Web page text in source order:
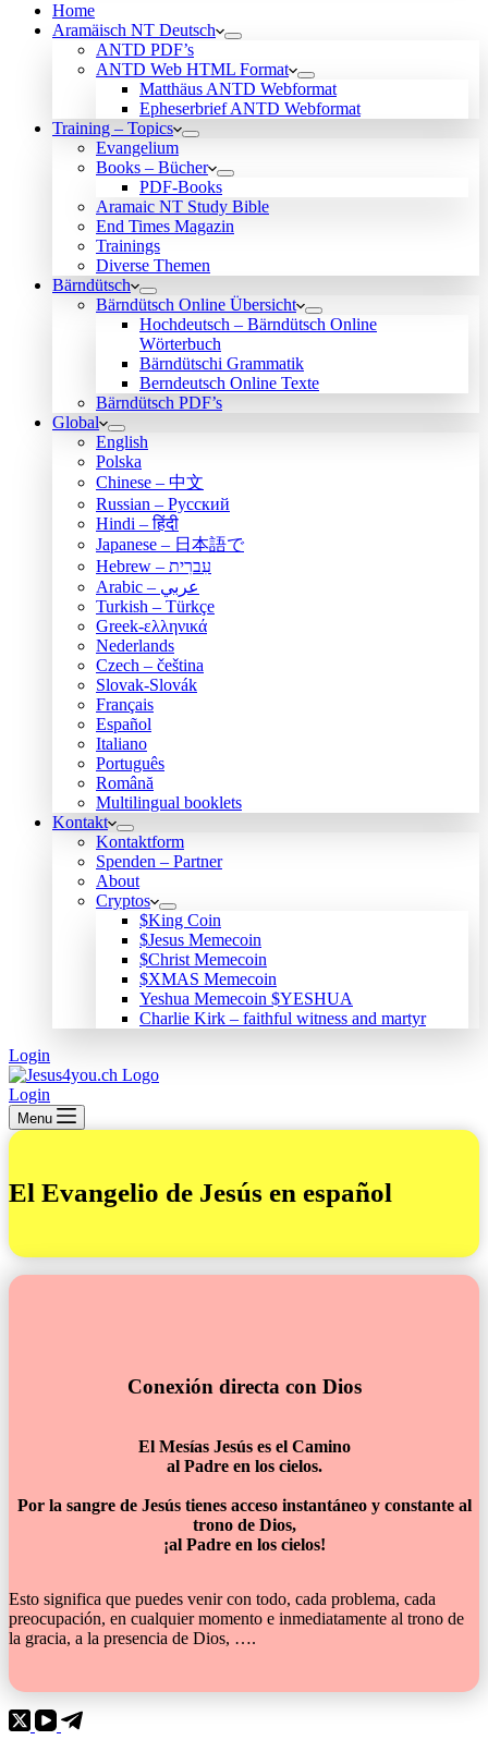
Home
Aramäisch NT Deutsch
ANTD PDF’s
ANTD Web HTML Format
Matthäus ANTD Webformat
Epheserbrief ANTD Webformat
Training – Topics
Evangelium
Books – Bücher
PDF-Books
Aramaic NT Study Bible
End Times Magazin
Trainings
Diverse Themen
Bärndütsch
Bärndütsch Online Übersicht
Hochdeutsch – Bärndütsch Online
Wörterbuch
Bärndütschi Grammatik
Berndeutsch Online Texte
Bärndütsch PDF’s
Global
English
Polska
Chinese – 中文
Russian – Русский
Hindi – हिंदी
Japanese – 日本語で
Hebrew – עִברִית
Arabic – عربي
Turkish – Türkçe
Greek-ελληνικά
Nederlands
Czech – čeština
Slovak-Slovák
Français
Español
Italiano
Português
Română
Multilingual booklets
Kontakt
Kontaktform
Spenden – Partner
About
Cryptos
$King Coin
$Jesus Memecoin
$Christ Memecoin
$XMAS Memecoin
Yeshua Memecoin $YESHUA
Charlie Kirk – faithful witness and martyr
Login
Login
Menu
El Evangelio de Jesús en español
Conexión directa con Dios
El Mesías Jesús es el Camino
al Padre en los cielos.
Por la sangre de Jesús tienes acceso instantáneo y constante al
trono de Dios,
¡al Padre en los cielos!
Esto significa que puedes venir con todo, cada problema, cada
preocupación, en cualquier momento e inmediatamente al trono de
la gracia, a la presencia de Dios, ….